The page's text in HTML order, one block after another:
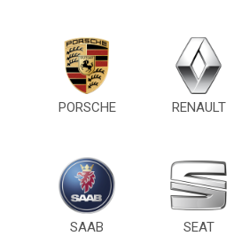
PORSCHE RENAULT
SAAB SEAT